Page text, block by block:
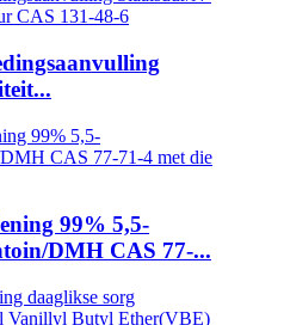
99% 5,5-
DMH CAS 77-...